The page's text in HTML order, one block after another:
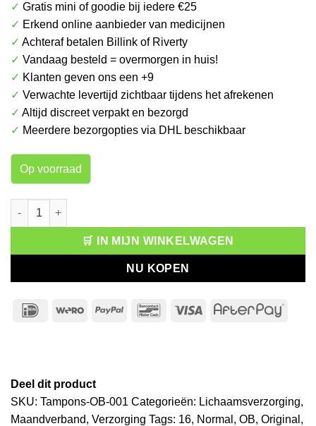
✓ Gratis mini of goodie bij iedere €25
✓ Erkend online aanbieder van medicijnen
✓ Achteraf betalen Billink of Riverty
✓ Vandaag besteld = overmorgen in huis!
✓ Klanten geven ons een +9
✓ Verwachte levertijd zichtbaar tijdens het afrekenen
✓ Altijd discreet verpakt en bezorgd
✓ Meerdere bezorgopties via DHL beschikbaar
Op voorraad
OB Original Tampons Normal 16 stuks aantal
🛒 IN MIJN WINKELWAGEN
NU KOPEN
IDeal Wero PayPal Bancontact
Visa
Deel dit product
SKU: Tampons-OB-001 Categorieën: Lichaamsverzorging,
Maandverband, Verzorging Tags: 16, Normal , OB, Original ,